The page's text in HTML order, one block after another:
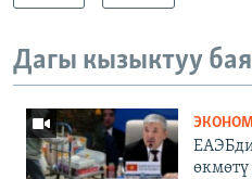
Дагы кызыктуу
өкмөтү